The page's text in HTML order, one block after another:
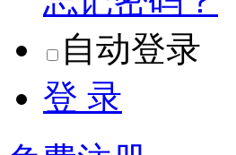
自动登录
登 录